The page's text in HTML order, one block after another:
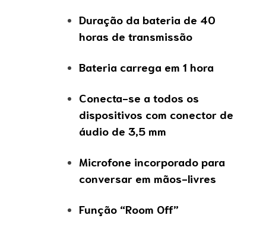
Duração da bateria de 40
horas de transmissão
Bateria carrega em 1 hora
Conecta-se a todos os
dispositivos com conector de
áudio de 3,5 mm
Microfone incorporado para
conversar em mãos-livres
Função “Room Off”